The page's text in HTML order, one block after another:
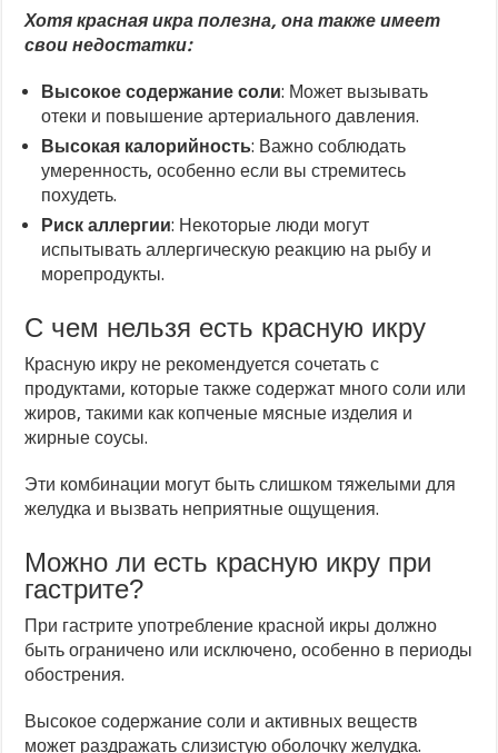
Хотя красная икра полезна, она также имеет
свои недостатки:
Высокое содержание соли: Может вызывать
отеки и повышение артериального давления.
Высокая калорийность: Важно соблюдать
умеренность, особенно если вы стремитесь
похудеть.
Риск аллергии: Некоторые люди могут
испытывать аллергическую реакцию на рыбу и
морепродукты.
С чем нельзя есть красную икру
Красную икру не рекомендуется сочетать с
продуктами, которые также содержат много соли или
жиров, такими как копченые мясные изделия и
жирные соусы.
Эти комбинации могут быть слишком тяжелыми для
желудка и вызвать неприятные ощущения.
Можно ли есть красную икру при
гастрите?
При гастрите употребление красной икры должно
быть ограничено или исключено, особенно в периоды
обострения.
Высокое содержание соли и активных веществ
может раздражать слизистую оболочку желудка.